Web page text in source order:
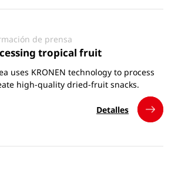
de prensa
tropical fruit
uses KRONEN technology to process
high-quality dried-fruit snacks.
Detalles